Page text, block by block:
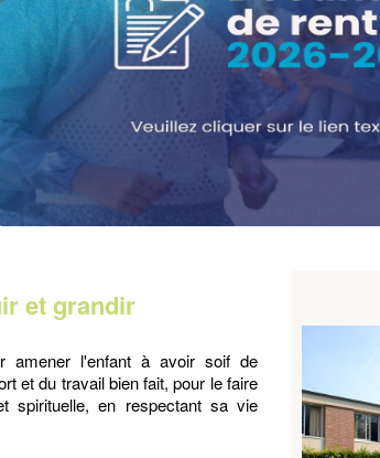
et grandir
amener l'enfant à avoir soif de
et du travail bien fait, pour le faire
spirituelle, en respectant sa vie